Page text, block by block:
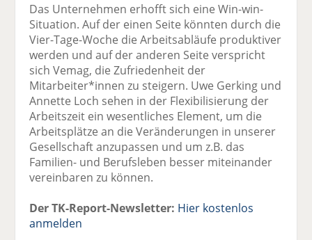
Das Unternehmen erhofft sich eine Win-win-
Situation. Auf der einen Seite könnten durch die
Vier-Tage-Woche die Arbeitsabläufe produktiver
werden und auf der anderen Seite verspricht
sich Vemag, die Zufriedenheit der
Mitarbeiter*innen zu steigern. Uwe Gerking und
Annette Loch sehen in der Flexibilisierung der
Arbeitszeit ein wesentliches Element, um die
Arbeitsplätze an die Veränderungen in unserer
Gesellschaft anzupassen und um z.B. das
Familien- und Berufsleben besser miteinander
vereinbaren zu können.
Der TK-Report-Newsletter: Hier kostenlos
anmelden